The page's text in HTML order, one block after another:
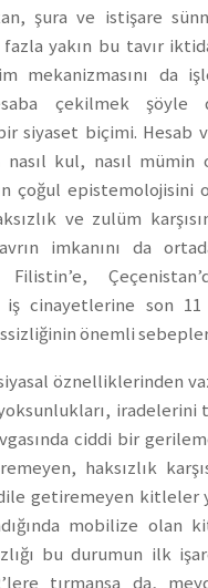
şura ve istişare
yakın bu tavır
mekanizmasını da
çekilmek şöyle
siyaset biçimi. Hesab
nasıl kul, nasıl
çoğul epistemolojisini
ve zulüm
imkanını da
Filistin’e,
iş cinayetlerine son
önemli
siyasal öznelliklerinden
ciddi bir
haksızlık
getiremeyen kitleler
mobilize olan
bu durumun ilk
tırmansa da,